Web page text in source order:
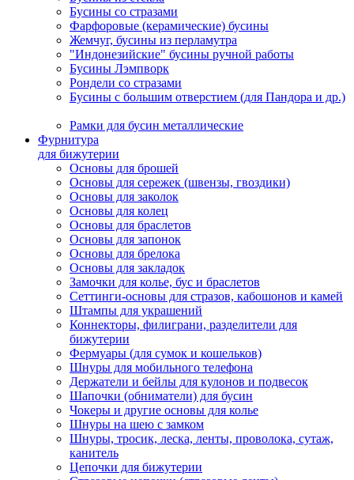
Бусины со стразами
Фарфоровые (керамические) бусины
Жемчуг, бусины из перламутра
"Индонезийские" бусины ручной работы
Бусины Лэмпворк
Рондели со стразами
Бусины с большим отверстием (для Пандора и др.)
Рамки для бусин металлические
Фурнитура
для бижутерии
Основы для брошей
Основы для сережек (швензы, гвоздики)
Основы для заколок
Основы для колец
Основы для браслетов
Основы для запонок
Основы для брелока
Основы для закладок
Замочки для колье, бус и браслетов
Сеттинги-основы для стразов, кабошонов и камей
Штампы для украшений
Коннекторы, филиграни, разделители для
бижутерии
Фермуары (для сумок и кошельков)
Шнуры для мобильного телефона
Держатели и бейлы для кулонов и подвесок
Шапочки (обниматели) для бусин
Чокеры и другие основы для колье
Шнуры на шею с замком
Шнуры, тросик, леска, ленты, проволока, сутаж,
канитель
Цепочки для бижутерии